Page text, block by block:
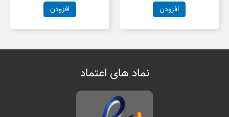
افزودن افزودن
نماد های اعتماد